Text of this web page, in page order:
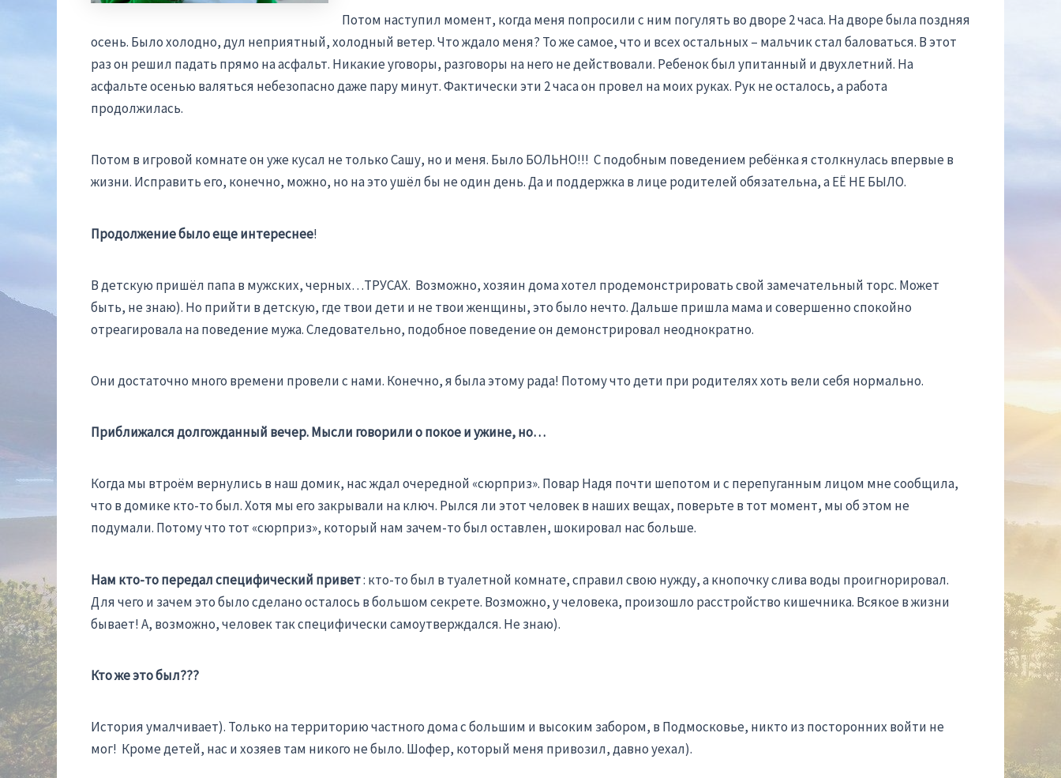
Потом наступил момент, когда меня попросили с ним погулять во дворе 2 часа. На дворе была поздняя
осень. Было холодно, дул неприятный, холодный ветер. Что ждало меня? То же самое, что и всех остальных – мальчик стал баловаться. В этот
раз он решил падать прямо на асфальт. Никакие уговоры, разговоры на него не действовали. Ребенок был упитанный и двухлетний. На
асфальте осенью валяться небезопасно даже пару минут. Фактически эти 2 часа он провел на моих руках. Рук не осталось, а работа
продолжилась.
Потом в игровой комнате он уже кусал не только Сашу, но и меня. Было БОЛЬНО!!! С подобным поведением ребёнка я столкнулась впервые в
жизни. Исправить его, конечно, можно, но на это ушёл бы не один день. Да и поддержка в лице родителей обязательна, а ЕЁ НЕ БЫЛО.
Продолжение было еще интереснее!
В детскую пришёл папа в мужских, черных…ТРУСАХ. Возможно, хозяин дома хотел продемонстрировать свой замечательный торс. Может
быть, не знаю). Но прийти в детскую, где твои дети и не твои женщины, это было нечто. Дальше пришла мама и совершенно спокойно
отреагировала на поведение мужа. Следовательно, подобное поведение он демонстрировал неоднократно.
Они достаточно много времени провели с нами. Конечно, я была этому рада! Потому что дети при родителях хоть вели себя нормально.
Приближался долгожданный вечер. Мысли говорили о покое и ужине, но…
Когда мы втроём вернулись в наш домик, нас ждал очередной «сюрприз». Повар Надя почти шепотом и с перепуганным лицом мне сообщила,
что в домике кто-то был. Хотя мы его закрывали на ключ. Рылся ли этот человек в наших вещах, поверьте в тот момент, мы об этом не
подумали. Потому что тот «сюрприз», который нам зачем-то был оставлен, шокировал нас больше.
Нам кто-то передал специфический привет: кто-то был в туалетной комнате, справил свою нужду, а кнопочку слива воды проигнорировал.
Для чего и зачем это было сделано осталось в большом секрете. Возможно, у человека, произошло расстройство кишечника. Всякое в жизни
бывает! А, возможно, человек так специфически самоутверждался. Не знаю).
Кто же это был???
История умалчивает). Только на территорию частного дома с большим и высоким забором, в Подмосковье, никто из посторонних войти не
мог! Кроме детей, нас и хозяев там никого не было. Шофер, который меня привозил, давно уехал).